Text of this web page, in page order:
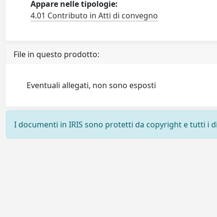
Appare nelle tipologie:
4.01 Contributo in Atti di convegno
File in questo prodotto:
Eventuali allegati, non sono esposti
I documenti in IRIS sono protetti da copyright e tutti i